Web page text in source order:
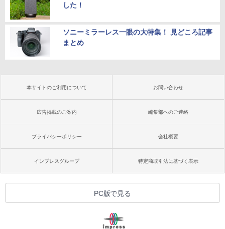
した！
ソニーミラーレス一眼の大特集！ 見どころ記事
まとめ
本サイトのご利用について お問い合わせ
広告掲載のご案内 編集部へのご連絡
プライバシーポリシー 会社概要
インプレスグループ 特定商取引法に基づく表示
PC版で見る